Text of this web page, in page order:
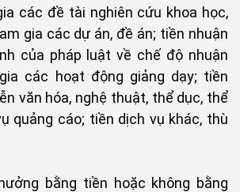
các đề tài nghiên cứu khoa học,
gia các dự án, đề án; tiền nhuận
của pháp luật về chế độ nhuận
các hoạt động giảng dạy; tiền
văn hóa, nghệ thuật, thể dục, thể
quảng cáo; tiền dịch vụ khác, thù
bằng tiền hoặc không bằng